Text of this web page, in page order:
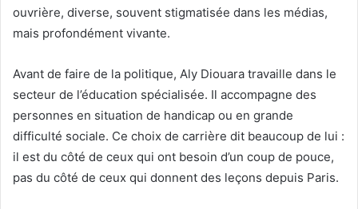
ouvrière, diverse, souvent stigmatisée dans les médias,
mais profondément vivante.
Avant de faire de la politique, Aly Diouara travaille dans le
secteur de l’éducation spécialisée. Il accompagne des
personnes en situation de handicap ou en grande
difficulté sociale. Ce choix de carrière dit beaucoup de lui :
il est du côté de ceux qui ont besoin d’un coup de pouce,
pas du côté de ceux qui donnent des leçons depuis Paris.